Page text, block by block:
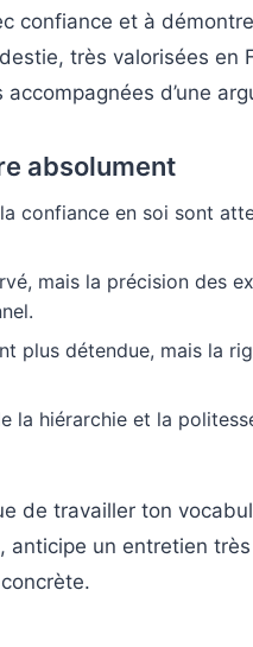
confiance et à
très valorisées en
d’une
absolument
confiance en soi sont
mais la précision des
plus détendue, mais la
la hiérarchie et la
de travailler ton
un entretien très